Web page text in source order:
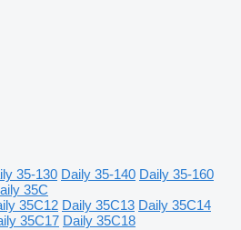
35-130 Daily 35-140 Daily 35-160
35C
35C12 Daily 35C13 Daily 35C14
35C17 Daily 35C18